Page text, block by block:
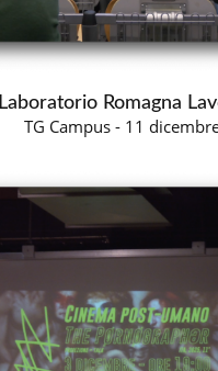
Laboratorio Romagna
TG Campus - 11